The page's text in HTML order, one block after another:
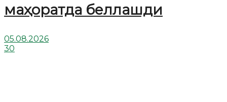
маҳоратда беллашди
05.08.2026
30